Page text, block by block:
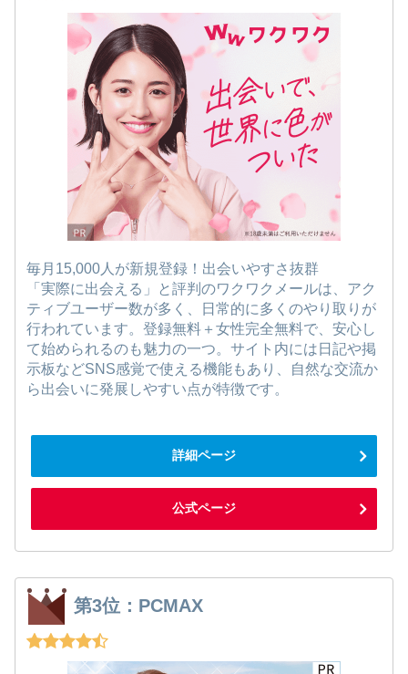
毎月15,000人が新規登録！出会いやすさ抜群
「実際に出会える」と評判のワクワクメールは、アク
ティブユーザー数が多く、日常的に多くのやり取りが
行われています。登録無料＋女性完全無料で、安心し
て始められるのも魅力の一つ。サイト内には日記や掲
示板などSNS感覚で使える機能もあり、自然な交流か
ら出会いに発展しやすい点が特徴です。
詳細ページ
公式ページ
第3位：PCMAX